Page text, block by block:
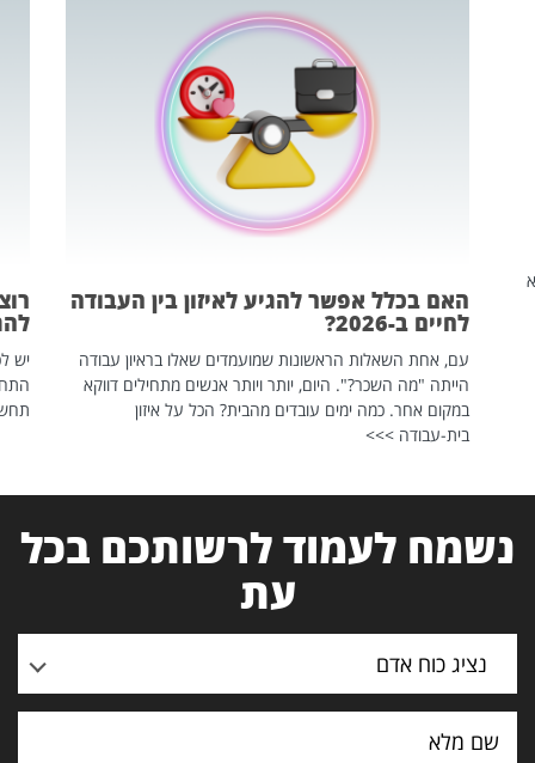
האם בכלל אפשר להגיע לאיזון בין העבודה
לחיים ב-2026?
עם, אחת השאלות הראשונות שמועמדים שאלו בראיון עבודה
הייתה "מה השכר?". היום, יותר ויותר אנשים מתחילים דווקא
במקום אחר. כמה ימים עובדים מהבית? הכל על איזון
בית-עבודה >>>
יש
נשמח לעמוד לרשותכם בכל
עת
נציג כוח אדם